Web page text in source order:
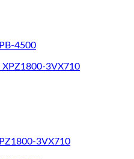
4500
3VX710